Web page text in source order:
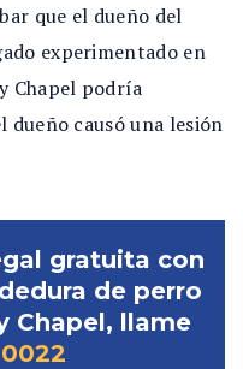
que el dueño del
experimentado en
Chapel podría
causó una lesión
gratuita con
de perro
Chapel, llame